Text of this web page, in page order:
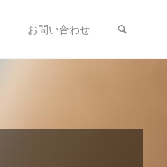
お問い合わせ